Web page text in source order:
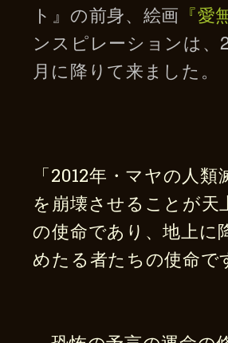
ト』の前身、絵画 『愛
ンスピレーションは、
月に降りて来ました。
「2012年・マヤの人類
を崩壊させることが天
の使命であり、地上に
めたる者たちの使命で